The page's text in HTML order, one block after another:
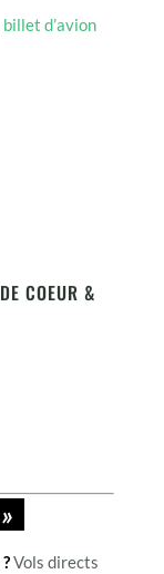
billet d’avion
COEUR &
Vols directs